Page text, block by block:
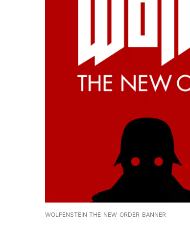
WOLFENSTEIN_THE_NEW_ORDER_BANNER